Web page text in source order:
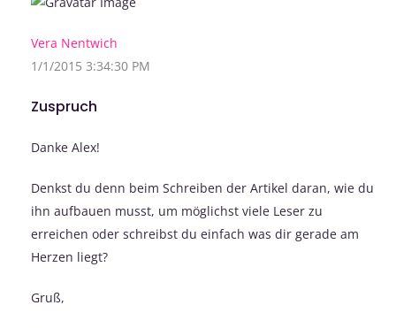
Vera Nentwich
1/1/2015 3:34:30 PM
Zuspruch
Danke Alex!
Denkst du denn beim Schreiben der Artikel daran, wie du
ihn aufbauen musst, um möglichst viele Leser zu
erreichen oder schreibst du einfach was dir gerade am
Herzen liegt?
Gruß,